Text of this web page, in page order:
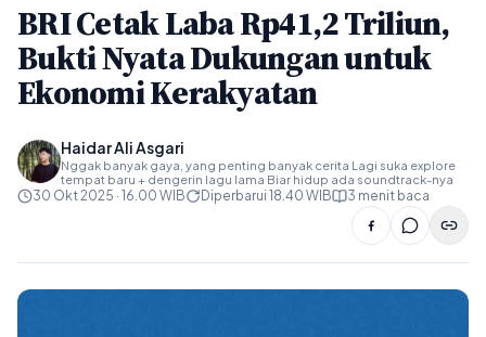
BRI Cetak Laba Rp41,2 Triliun,
Bukti Nyata Dukungan untuk
Ekonomi Kerakyatan
Haidar Ali Asgari
Nggak banyak gaya, yang penting banyak cerita Lagi suka explore
tempat baru + dengerin lagu lama Biar hidup ada soundtrack-nya
30 Okt 2025 · 16.00 WIB Diperbarui 18.40 WIB 3 menit baca